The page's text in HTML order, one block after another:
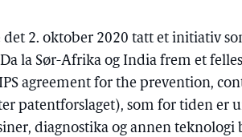
2. oktober 2020 tatt et initiativ
la Sør-Afrika og India frem et
agreement for the prevention,
patentforslaget), som for tiden er
diagnostika og annen